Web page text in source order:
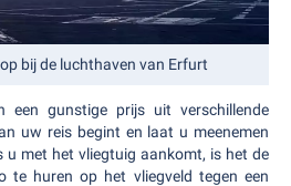
bij de luchthaven van Erfurt
een gunstige prijs uit verschillende
uw reis begint en laat u meenemen
u met het vliegtuig aankomt, is het de
te huren op het vliegveld tegen een